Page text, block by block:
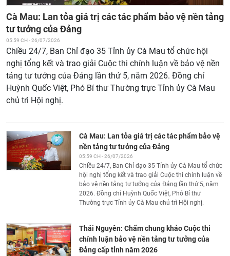
Cà Mau: Lan tỏa giá trị các tác phẩm bảo vệ nền tảng
tư tưởng của Đảng
05:59 CH - 26/07/2026
Chiều 24/7, Ban Chỉ đạo 35 Tỉnh ủy Cà Mau tổ chức hội
nghị tổng kết và trao giải Cuộc thi chính luận về bảo vệ nền
tảng tư tưởng của Đảng lần thứ 5, năm 2026. Đồng chí
Huỳnh Quốc Việt, Phó Bí thư Thường trực Tỉnh ủy Cà Mau
chủ trì Hội nghị.
Cà Mau: Lan tỏa giá trị các tác phẩm bảo vệ
nền tảng tư tưởng của Đảng
05:59 CH - 26/07/2026
Chiều 24/7, Ban Chỉ đạo 35 Tỉnh ủy Cà Mau tổ chức
hội nghị tổng kết và trao giải Cuộc thi chính luận về
bảo vệ nền tảng tư tưởng của Đảng lần thứ 5, năm
2026. Đồng chí Huỳnh Quốc Việt, Phó Bí thư
Thường trực Tỉnh ủy Cà Mau chủ trì Hội nghị.
Thái Nguyên: Chấm chung khảo Cuộc thi
chính luận bảo vệ nền tảng tư tưởng của
Đảng cấp tỉnh năm 2026